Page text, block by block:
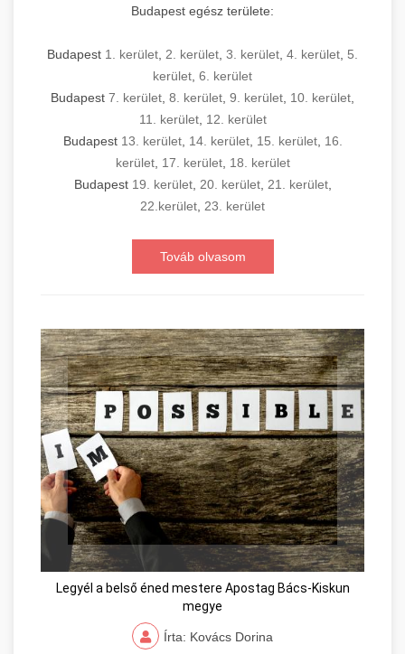
Budapest egész területe:
Budapest 1. kerület, 2. kerület, 3. kerület, 4. kerület, 5.
kerület, 6. kerület
Budapest 7. kerület, 8. kerület, 9. kerület, 10. kerület,
11. kerület, 12. kerület
Budapest 13. kerület, 14. kerület, 15. kerület, 16.
kerület, 17. kerület, 18. kerület
Budapest 19. kerület, 20. kerület, 21. kerület,
22.kerület, 23. kerület
Továb olvasom
Legyél a belső éned mestere Apostag Bács-Kiskun
megye
Írta: Kovács Dorina